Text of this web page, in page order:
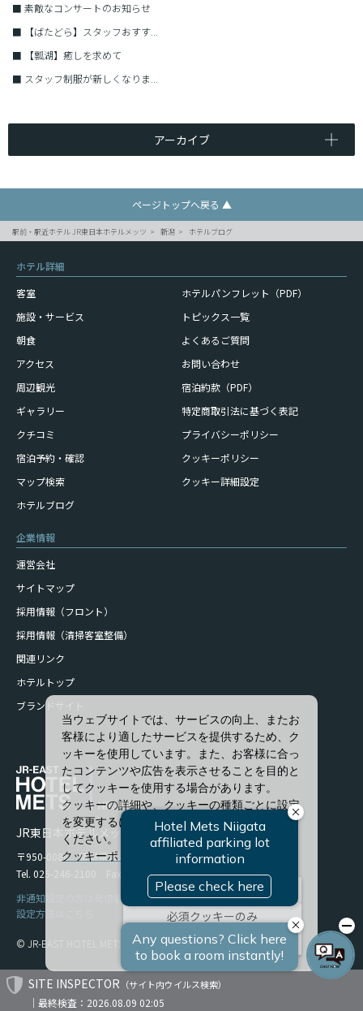
■ 素敵なコンサートのお知らせ
■
【ばたどら】スタッフおすす...
■
【瓢湖】癒しを求めて
■ スタッフ制服が新しくなりま...
アーカイブ
ページトップへ戻る ▲
駅前・駅近ホテル JR東日本ホテルメッツ 新潟 ホテルブログ
ホテル詳細
客室
施設・サービス
朝食
アクセス
周辺観光
ギャラリー
クチコミ
宿泊予約・確認
マップ検索
ホテルブログ
ホテルパンフレット（PDF）
トピックス一覧
よくあるご質問
お問い合わせ
宿泊約款（PDF）
特定商取引法に基づく表記
プライバシーポリシー
クッキーポリシー
クッキー詳細設定
企業情報
運営会社
サイトマップ
採用情報（フロント）
採用情報（清掃客室整備）
関連リンク
ホテルトップ
ブランドサイト
JR東日本ホテルメッツ 新潟
〒950-0086 新潟県新潟市中央区花園1-96-47
Tel. 025-246-2100 Fax. 025-246-2114
非通知設定の方は発信者番号を設定の上お電話ください。
設定方法はこちら
© JR-EAST HOTEL METS
SITE INSPECTOR （サイト内ウイルス検索）
｜最終検査：2026.08.09 02:05
当ウェブサイトでは、サービスの向上、またお
客様により適したサービスを提供するため、ク
ッキーを使用しています。また、お客様に合っ
たコンテンツや広告を表示させることを目的と
してクッキーを使用する場合があります。
クッキーの詳細や、クッキーの種類ごとに設定
を変更するには、「詳細設定」をクリックして
ください。
クッキーポリシー
すべて許可
必須クッキーのみ
詳細設定